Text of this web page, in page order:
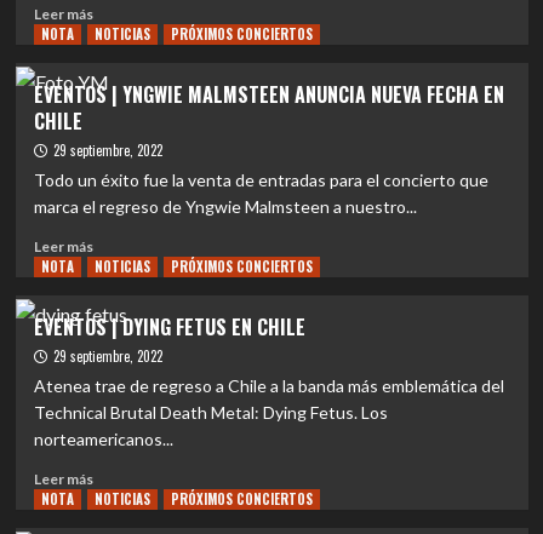
los
escenarios
Leer másLeer
más
CD
REVIEW
Jinjer
(2021)
NOTA NOTICIAS PRÓXIMOS CONCIERTOS
EVENTOS | YNGWIE MALMSTEEN ANUNCIA NUEVA FECHA EN
CHILE
29 septiembre, 2022
Todo un éxito fue la venta de entradas para el concierto que
marca el regreso de Yngwie Malmsteen a nuestro...
Leer másLeer
más
EVENTOS
|
YNGWIE
MALMSTEEN
ANUNCIA
FECHA
EN
CHILE
NOTA NOTICIAS PRÓXIMOS CONCIERTOS
EVENTOS | DYING FETUS EN CHILE
29 septiembre, 2022
Atenea trae de regreso a Chile a la banda más emblemática del
Technical Brutal Death Metal: Dying Fetus. Los
norteamericanos...
Leer másLeer
más
NOTA NOTICIAS PRÓXIMOS CONCIERTOS